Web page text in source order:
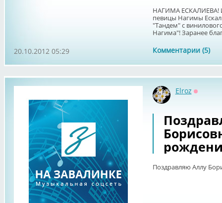
НАГИМА ЕСКАЛИЕВА!
певицы Нагимы
"Тандем" с
Нагима"! Заранее
Комментарии (5)
20.10.2012 05:29
Elroz
Поздравляю Аллу